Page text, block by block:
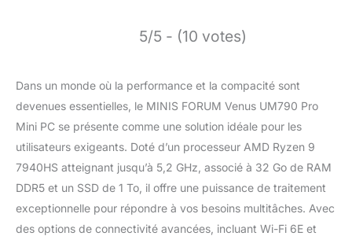
5/5 - (10 votes)
Dans un monde où la performance et la compacité sont
devenues essentielles, le MINIS FORUM Venus UM790 Pro
Mini PC se présente comme une solution idéale pour les
utilisateurs exigeants. Doté d’un processeur AMD Ryzen 9
7940HS atteignant jusqu’à 5,2 GHz, associé à 32 Go de RAM
DDR5 et un SSD de 1 To, il offre une puissance de traitement
exceptionnelle pour répondre à vos besoins multitâches. Avec
des options de connectivité avancées, incluant Wi-Fi 6E et